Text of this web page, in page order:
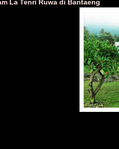
La Tenri Ruwa di Bantaeng